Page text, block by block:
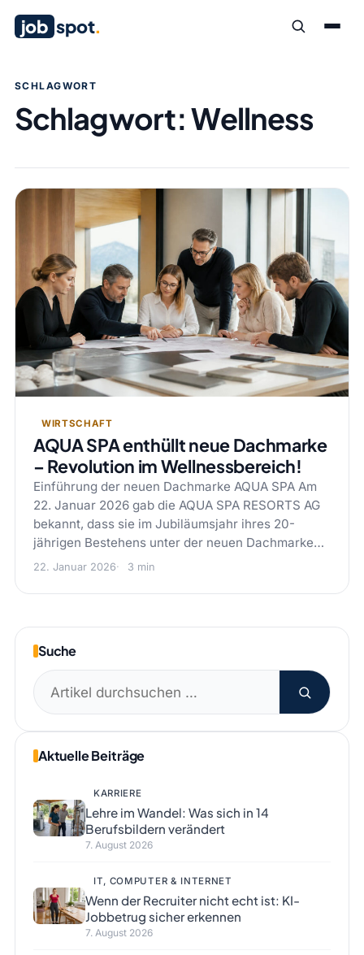
job spot.
SCHLAGWORT
Schlagwort:Wellness
WIRTSCHAFT
AQUA SPA enthüllt neue Dachmarke
– Revolution im Wellnessbereich!
Einführung der neuen Dachmarke AQUA SPA Am
22. Januar 2026 gab die AQUA SPA RESORTS AG
bekannt, dass sie im Jubiläumsjahr ihres 20-
jährigen Bestehens unter der neuen Dachmarke…
22. Januar 2026 3 min
Suche
Suchen
nach:
Aktuelle Beiträge
KARRIERE
Lehre im Wandel: Was sich in 14
Berufsbildern verändert
7. August 2026
IT, COMPUTER & INTERNET
Wenn der Recruiter nicht echt ist: KI-
Jobbetrug sicher erkennen
7. August 2026